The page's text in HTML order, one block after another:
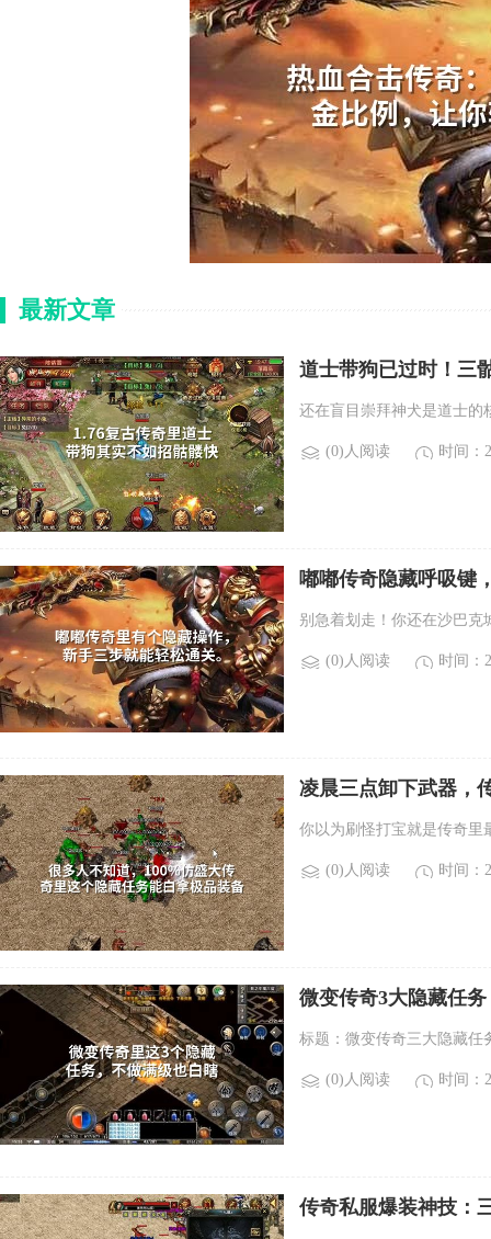
最新文章
道士带狗已过时！三
还在盲目崇拜神犬是道士的
(0)人阅读 时间：
嘟嘟传奇隐藏呼吸键
别急着划走！你还在沙巴克
(0)人阅读 时间：
凌晨三点卸下武器，
你以为刷怪打宝就是传奇里
(0)人阅读 时间：
微变传奇3大隐藏任
标题：微变传奇三大隐藏任
(0)人阅读 时间：
传奇私服爆装神技：